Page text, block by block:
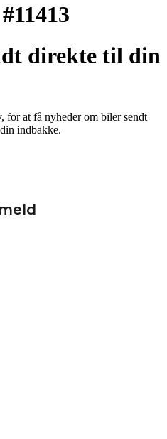
direkte til din
for at få nyheder om biler sendt
indbakke.